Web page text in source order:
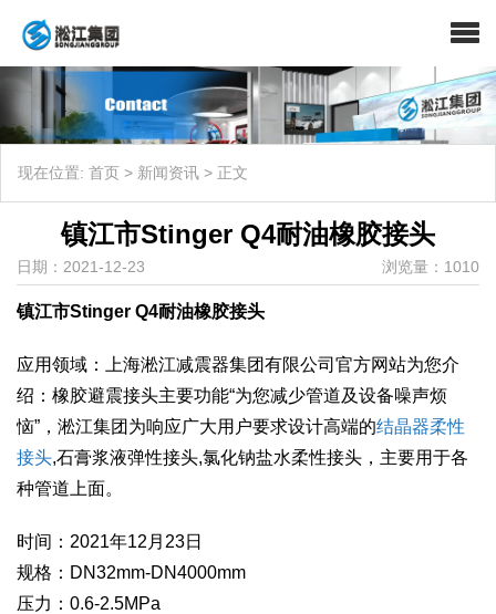
现在位置: 首页 > 新闻资讯 > 正文
镇江市Stinger Q4耐油橡胶接头
日期：2021-12-23 浏览量：1010
镇江市Stinger Q4耐油橡胶接头
应用领域：上海淞江减震器集团有限公司官方网站为您介
绍：橡胶避震接头主要功能“为您减少管道及设备噪声烦
恼”，淞江集团为响应广大用户要求设计高端的结晶器柔性
接头,石膏浆液弹性接头,氯化钠盐水柔性接头，主要用于各
种管道上面。
时间：2021年12月23日
规格：DN32mm-DN4000mm
压力：0.6-2.5MPa